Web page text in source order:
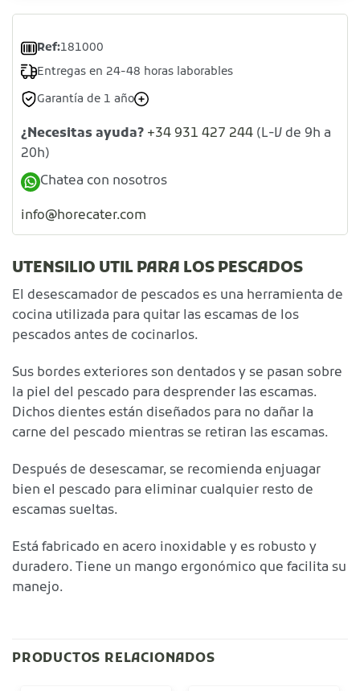
Ref:181000
Entregas en 24-48 horas laborables
Garantía de 1 año
¿Necesitas ayuda? +34 931 427 244 (L-V de 9h a
20h)
Chatea con nosotros
info@horecater.com
UTENSILIO UTIL PARA LOS PESCADOS
El desescamador de pescados es una herramienta de
cocina utilizada para quitar las escamas de los
pescados antes de cocinarlos.
Sus bordes exteriores son dentados y se pasan sobre
la piel del pescado para desprender las escamas.
Dichos dientes están diseñados para no dañar la
carne del pescado mientras se retiran las escamas.
Después de desescamar, se recomienda enjuagar
bien el pescado para eliminar cualquier resto de
escamas sueltas.
Está fabricado en acero inoxidable y es robusto y
duradero. Tiene un mango ergonómico que facilita su
manejo.
PRODUCTOS RELACIONADOS